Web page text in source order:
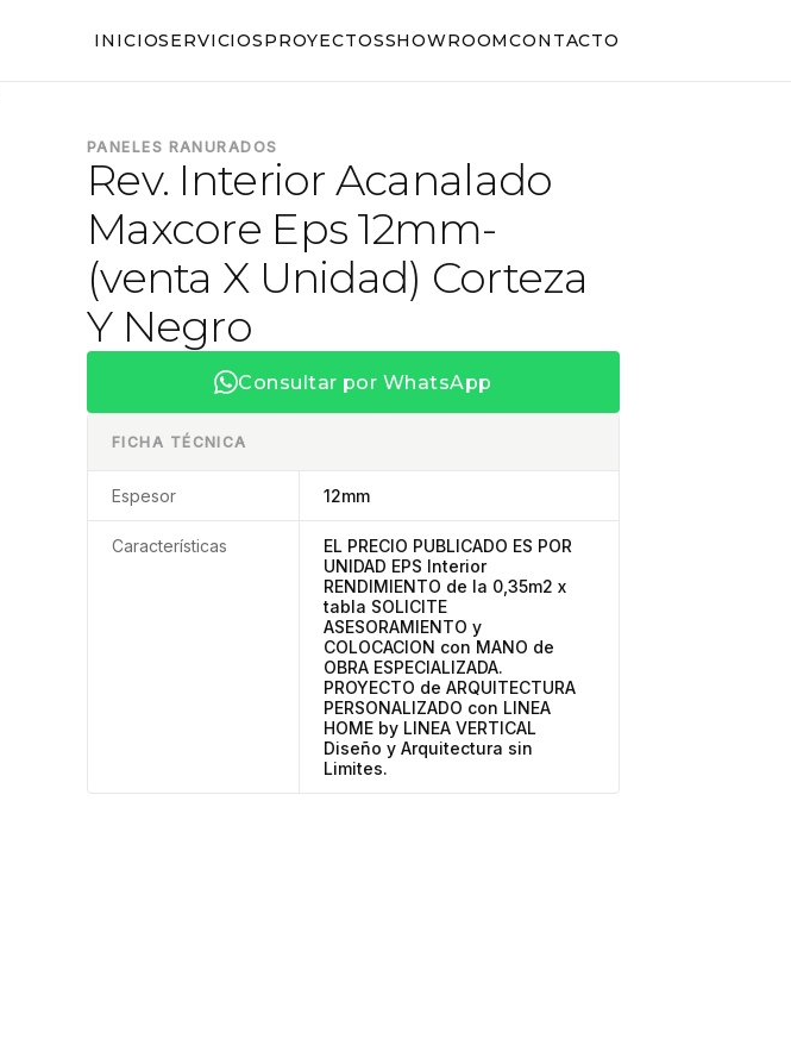
INICIOSERVICIOSPROYECTOSSHOWROOMCONTACTO
PANELES RANURADOS
Rev. Interior Acanalado
Maxcore Eps 12mm-
(venta X Unidad) Corteza
Y Negro
Consultar por WhatsApp
FICHA TÉCNICA
Espesor 12mm
Características
EL PRECIO PUBLICADO ES POR
UNIDAD EPS Interior
RENDIMIENTO de la 0,35m2 x
tabla SOLICITE
ASESORAMIENTO y
COLOCACION con MANO de
OBRA ESPECIALIZADA.
PROYECTO de ARQUITECTURA
PERSONALIZADO con LINEA
HOME by LINEA VERTICAL
Diseño y Arquitectura sin
Limites.